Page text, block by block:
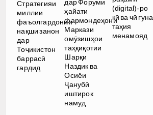
Стратегияи
миллии
фаъолгардонии
нақши занон
дар
Тоҷикистон
баррасӣ
гардид
дар Форуми
ҳайати
фармондеҳони
Маркази
омӯзишҳои
таҳқиқотии
Шарқи
Наздик ва
Осиёи
Ҷанубӣ
иштирок
намуд
(digital)-ро
кӣ ва чӣ гуна
таҳия
менамояд